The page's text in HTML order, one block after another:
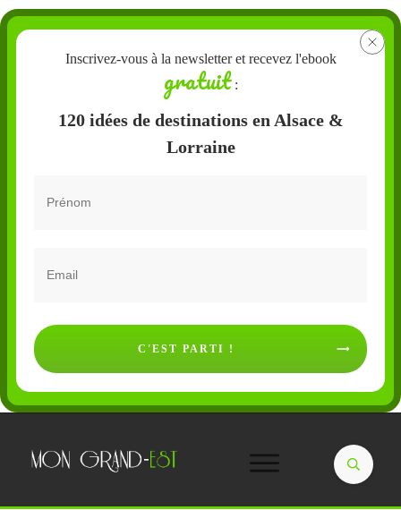
Inscrivez-vous à la newsletter et recevez l'ebook
gratuit:
120 idées de destinations en Alsace &
Lorraine
C'EST PARTI !